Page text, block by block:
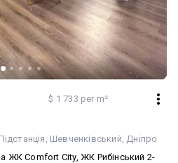
$ 1 733 per m²
Підстанція Шевченківський Дніпро
Comfort City, ЖК Рибінський 2-